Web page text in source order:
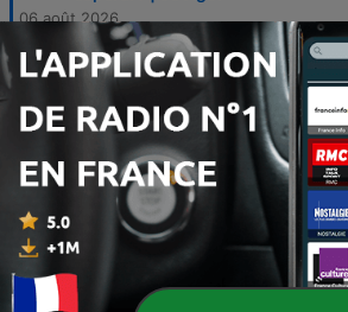
06 août 2026
1416 - Novidades editoriais e de
nova época | 05 Ago.
05 août 2026
1415 - Futebol brasileiro em crise.
04 août 2026
1414 -
Cinco considerações sobre a
pelo FC Porto | 03 Ago.
03 août 2026